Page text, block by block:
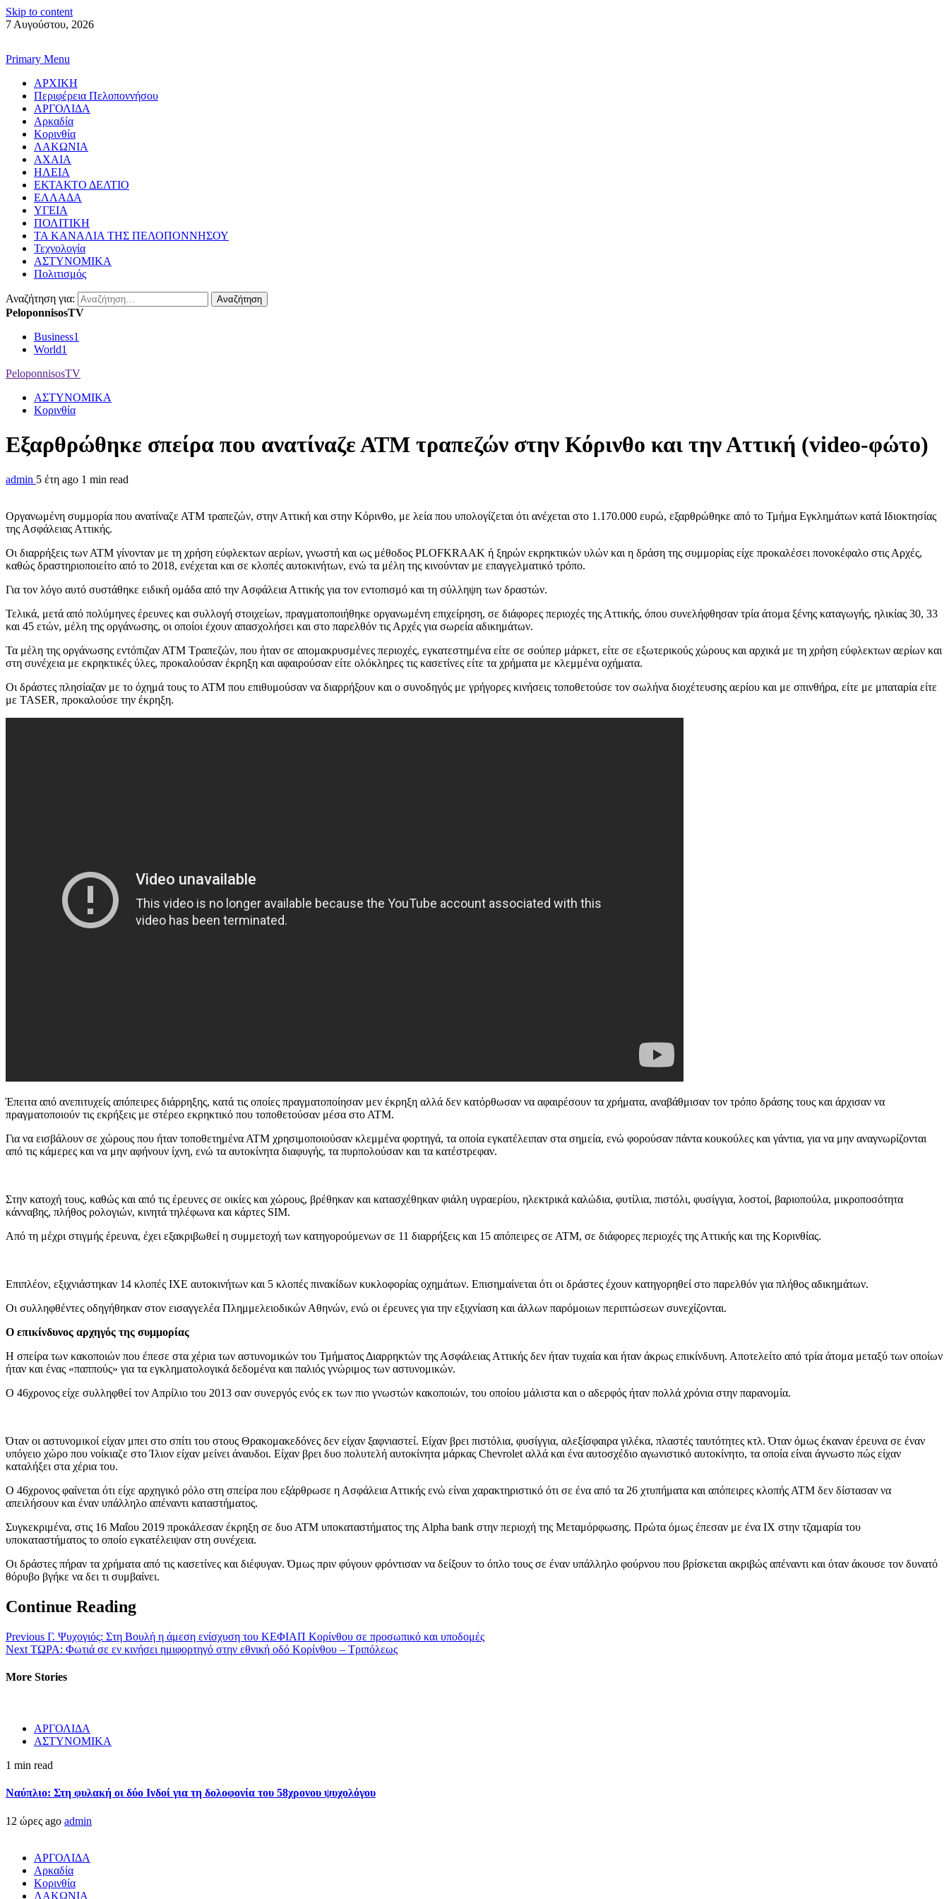
Skip to content
7 Αυγούστου, 2026
Primary Menu
ΑΡΧΙΚΗ
Περιφέρεια Πελοποννήσου
ΑΡΓΟΛΙΔΑ
Αρκαδία
Κορινθία
ΛΑΚΩΝΙΑ
ΑΧΑΙΑ
ΗΛΕΙΑ
ΕΚΤΑΚΤΟ ΔΕΛΤΙΟ
ΕΛΛΑΔΑ
ΥΓΕΙΑ
ΠΟΛΙΤΙΚΗ
ΤΑ ΚΑΝΑΛΙΑ ΤΗΣ ΠΕΛΟΠΟΝΝΗΣΟΥ
Τεχνολογία
ΑΣΤΥΝΟΜΙΚΑ
Πολιτισμός
Αναζήτηση για:
PeloponnisosTV
Business1
World1
PeloponnisosTV
ΑΣΤΥΝΟΜΙΚΑ
Κορινθία
Εξαρθρώθηκε σπείρα που ανατίναζε ΑΤΜ τραπεζών στην Κόρινθο και την Αττική (video-φώτο)
admin 5 έτη ago 1 min read
Οργανωμένη συμμορία που ανατίναζε ΑΤΜ τραπεζών, στην Αττική και στην Κόρινθο, με λεία που υπολογίζεται ότι ανέχεται στο 1.170.000 ευρώ, εξαρθρώθηκε από το Τμήμα Εγκλημάτων κατά Ιδιοκτησίας
της Ασφάλειας Αττικής.
Οι διαρρήξεις των ΑΤΜ γίνονταν με τη χρήση εύφλεκτων αερίων, γνωστή και ως μέθοδος PLOFKRAAK ή ξηρών εκρηκτικών υλών και η δράση της συμμορίας είχε προκαλέσει πονοκέφαλο στις Αρχές,
καθώς δραστηριοποιείτο από το 2018, ενέχεται και σε κλοπές αυτοκινήτων, ενώ τα μέλη της κινούνταν με επαγγελματικό τρόπο.
Για τον λόγο αυτό συστάθηκε ειδική ομάδα από την Ασφάλεια Αττικής για τον εντοπισμό και τη σύλληψη των δραστών.
Τελικά, μετά από πολύμηνες έρευνες και συλλογή στοιχείων, πραγματοποιήθηκε οργανωμένη επιχείρηση, σε διάφορες περιοχές της Αττικής, όπου συνελήφθησαν τρία άτομα ξένης καταγωγής, ηλικίας 30, 33
και 45 ετών, μέλη της οργάνωσης, οι οποίοι έχουν απασχολήσει και στο παρελθόν τις Αρχές για σωρεία αδικημάτων.
Τα μέλη της οργάνωσης εντόπιζαν ΑΤΜ Τραπεζών, που ήταν σε απομακρυσμένες περιοχές, εγκατεστημένα είτε σε σούπερ μάρκετ, είτε σε εξωτερικούς χώρους και αρχικά με τη χρήση εύφλεκτων αερίων και
στη συνέχεια με εκρηκτικές ύλες, προκαλούσαν έκρηξη και αφαιρούσαν είτε ολόκληρες τις κασετίνες είτε τα χρήματα με κλεμμένα οχήματα.
Οι δράστες πλησίαζαν με το όχημά τους το ΑΤΜ που επιθυμούσαν να διαρρήξουν και ο συνοδηγός με γρήγορες κινήσεις τοποθετούσε τον σωλήνα διοχέτευσης αερίου και με σπινθήρα, είτε με μπαταρία είτε
με TASER, προκαλούσε την έκρηξη.
Έπειτα από ανεπιτυχείς απόπειρες διάρρηξης, κατά τις οποίες πραγματοποίησαν μεν έκρηξη αλλά δεν κατόρθωσαν να αφαιρέσουν τα χρήματα, αναβάθμισαν τον τρόπο δράσης τους και άρχισαν να
πραγματοποιούν τις εκρήξεις με στέρεο εκρηκτικό που τοποθετούσαν μέσα στο ΑΤΜ.
Για να εισβάλουν σε χώρους που ήταν τοποθετημένα ΑΤΜ χρησιμοποιούσαν κλεμμένα φορτηγά, τα οποία εγκατέλειπαν στα σημεία, ενώ φορούσαν πάντα κουκούλες και γάντια, για να μην αναγνωρίζονται
από τις κάμερες και να μην αφήνουν ίχνη, ενώ τα αυτοκίνητα διαφυγής, τα πυρπολούσαν και τα κατέστρεφαν.
Στην κατοχή τους, καθώς και από τις έρευνες σε οικίες και χώρους, βρέθηκαν και κατασχέθηκαν φιάλη υγραερίου, ηλεκτρικά καλώδια, φυτίλια, πιστόλι, φυσίγγια, λοστοί, βαριοπούλα, μικροποσότητα
κάνναβης, πλήθος ρολογιών, κινητά τηλέφωνα και κάρτες SIM.
Από τη μέχρι στιγμής έρευνα, έχει εξακριβωθεί η συμμετοχή των κατηγορούμενων σε 11 διαρρήξεις και 15 απόπειρες σε ΑΤΜ, σε διάφορες περιοχές της Αττικής και της Κορινθίας.
Επιπλέον, εξιχνιάστηκαν 14 κλοπές ΙΧΕ αυτοκινήτων και 5 κλοπές πινακίδων κυκλοφορίας οχημάτων. Επισημαίνεται ότι οι δράστες έχουν κατηγορηθεί στο παρελθόν για πλήθος αδικημάτων.
Οι συλληφθέντες οδηγήθηκαν στον εισαγγελέα Πλημμελειοδικών Αθηνών, ενώ οι έρευνες για την εξιχνίαση και άλλων παρόμοιων περιπτώσεων συνεχίζονται.
Ο επικίνδυνος αρχηγός της συμμορίας
Η σπείρα των κακοποιών που έπεσε στα χέρια των αστυνομικών του Τμήματος Διαρρηκτών της Ασφάλειας Αττικής δεν ήταν τυχαία και ήταν άκρως επικίνδυνη. Αποτελείτο από τρία άτομα μεταξύ των οποίων
ήταν και ένας «παππούς» για τα εγκληματολογικά δεδομένα και παλιός γνώριμος των αστυνομικών.
Ο 46χρονος είχε συλληφθεί τον Απρίλιο του 2013 σαν συνεργός ενός εκ των πιο γνωστών κακοποιών, του οποίου μάλιστα και ο αδερφός ήταν πολλά χρόνια στην παρανομία.
Όταν οι αστυνομικοί είχαν μπει στο σπίτι του στους Θρακομακεδόνες δεν είχαν ξαφνιαστεί. Είχαν βρει πιστόλια, φυσίγγια, αλεξίσφαιρα γιλέκα, πλαστές ταυτότητες κτλ. Όταν όμως έκαναν έρευνα σε έναν
υπόγειο χώρο που νοίκιαζε στο Ίλιον είχαν μείνει άναυδοι. Είχαν βρει δυο πολυτελή αυτοκίνητα μάρκας Chevrolet αλλά και ένα αυτοσχέδιο αγωνιστικό αυτοκίνητο, τα οποία είναι άγνωστο πώς είχαν
καταλήξει στα χέρια του.
Ο 46χρονος φαίνεται ότι είχε αρχηγικό ρόλο στη σπείρα που εξάρθρωσε η Ασφάλεια Αττικής ενώ είναι χαρακτηριστικό ότι σε ένα από τα 26 χτυπήματα και απόπειρες κλοπής ΑΤΜ δεν δίστασαν να
απειλήσουν και έναν υπάλληλο απέναντι καταστήματος.
Συγκεκριμένα, στις 16 Μαΐου 2019 προκάλεσαν έκρηξη σε δυο ΑΤΜ υποκαταστήματος της Alpha bank στην περιοχή της Μεταμόρφωσης. Πρώτα όμως έπεσαν με ένα ΙΧ στην τζαμαρία του
υποκαταστήματος το οποίο εγκατέλειψαν στη συνέχεια.
Οι δράστες πήραν τα χρήματα από τις κασετίνες και διέφυγαν. Όμως πριν φύγουν φρόντισαν να δείξουν το όπλο τους σε έναν υπάλληλο φούρνου που βρίσκεται ακριβώς απέναντι και όταν άκουσε τον δυνατό
θόρυβο βγήκε να δει τι συμβαίνει.
Continue Reading
Previous Γ. Ψυχογιός: Στη Βουλή η άμεση ενίσχυση του ΚΕΦΙΑΠ Κορίνθου σε προσωπικό και υποδομές
Next ΤΩΡΑ: Φωτιά σε εν κινήσει ημιφορτηγό στην εθνική οδό Κορίνθου – Τριπόλεως
More Stories
ΑΡΓΟΛΙΔΑ
ΑΣΤΥΝΟΜΙΚΑ
1 min read
Ναύπλιο: Στη φυλακή οι δύο Ινδοί για τη δολοφονία του 58χρονου ψυχολόγου
12 ώρες ago admin
ΑΡΓΟΛΙΔΑ
Αρκαδία
Κορινθία
ΛΑΚΩΝΙΑ